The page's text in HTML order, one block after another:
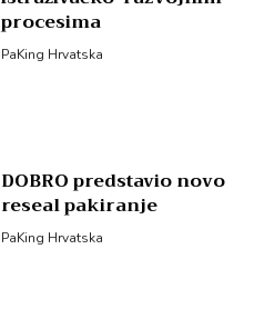
procesima
PaKing Hrvatska
DOBRO predstavio novo
reseal pakiranje
PaKing Hrvatska